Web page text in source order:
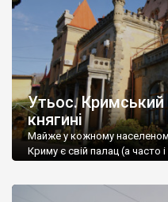
Утьос. Кримський
княгині
Майже у кожному
Криму є свій палац (а часто